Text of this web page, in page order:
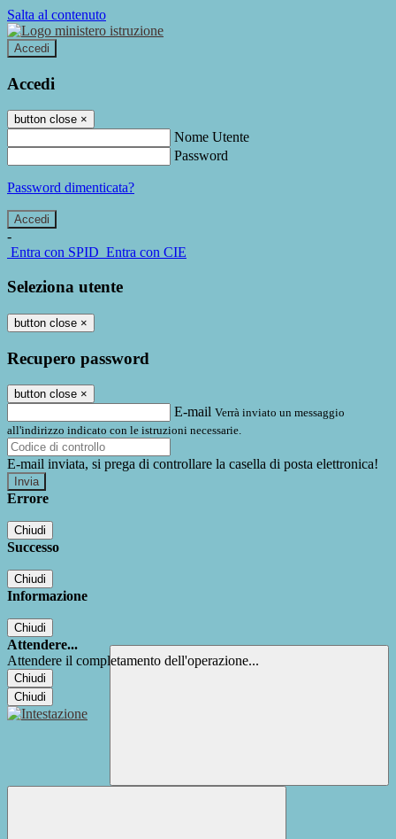
Salta al contenuto
Accedi
Accedi
button close ×
Nome Utente
Password
Password dimenticata?
-
Entra con SPID Entra con CIE
Seleziona utente
button close ×
Recupero password
button close ×
E-mail Verrà inviato un messaggio
all'indirizzo indicato con le istruzioni necessarie.
E-mail inviata, si prega di controllare la casella di posta elettronica!
Errore
Chiudi
Successo
Chiudi
Informazione
Chiudi
Attendere...
Attendere il completamento dell'operazione...
Chiudi
Chiudi